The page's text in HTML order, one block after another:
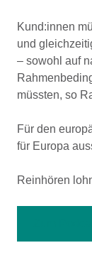
Kund:innen
und
– sowohl auf
müssten, so
Für den
für Europa
Reinhören